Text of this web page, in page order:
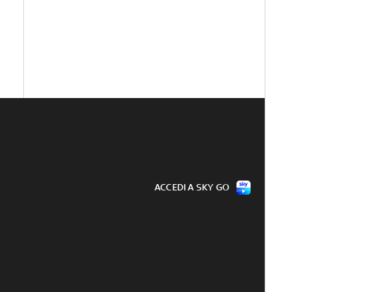
ACCEDI A SKY GO